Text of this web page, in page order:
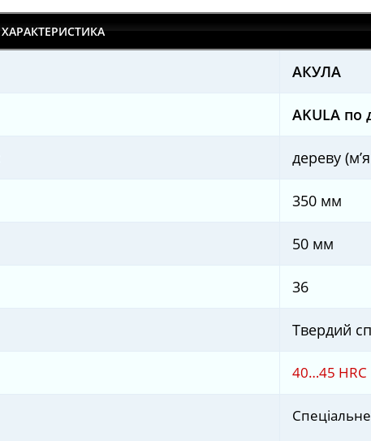
ХАРАКТЕРИСТИКА
AКУЛА
AKULA по
дереву
350 мм
50 мм
36
Твердий
40…45 HRС